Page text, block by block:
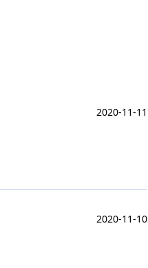
2020-11-11
2020-11-10